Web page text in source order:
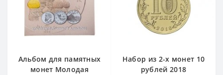
Альбом для памятных
монет Молодая
Набор из 2-х монет 10
рублей 2018